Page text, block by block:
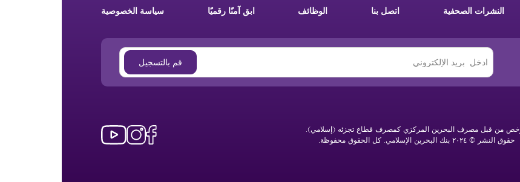
النشرات الصحفية اتصل بنا الوظائف ابق آمنًا رقميًا سياسة الخصوصية
من قبل مصرف البحرين المركزي كمصرف قطاع تجزئه (إسلامي).
حقوق النشر © ٢٠٢٤ بنك البحرين الإسلامي. كل الحقوق محفوظة.